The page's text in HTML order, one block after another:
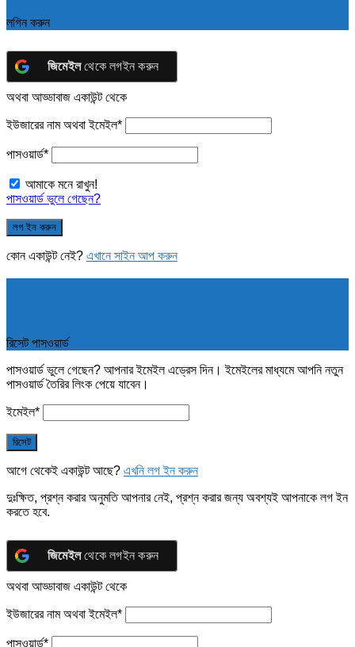
লগিন করুন
জিমেইলথেকে লগইন করুন
অথবা আড্ডাবাজ একাউন্ট থেকে
ইউজারের নাম অথবা ইমেইল*
পাসওয়ার্ড*
আমাকে মনে রাখুন!
পাসওয়ার্ড ভুলে গেছেন?
কোন একাউন্ট নেই? এখানে সাইন আপ করুন
রিসেট পাসওয়ার্ড
পাসওয়ার্ড ভুলে গেছেন? আপনার ইমেইল এড্রেস দিন। ইমেইলের মাধ্যমে আপনি নতুন
পাসওয়ার্ড তৈরির লিংক পেয়ে যাবেন।
ইমেইল*
আগে থেকেই একাউন্ট আছে? এখনি লগ ইন করুন
দুঃক্ষিত, প্রশ্ন করার অনুমতি আপনার নেই, প্রশ্ন করার জন্য অবশ্যই আপনাকে লগ ইন
করতে হবে.
জিমেইলথেকে লগইন করুন
অথবা আড্ডাবাজ একাউন্ট থেকে
ইউজারের নাম অথবা ইমেইল*
পাসওয়ার্ড*